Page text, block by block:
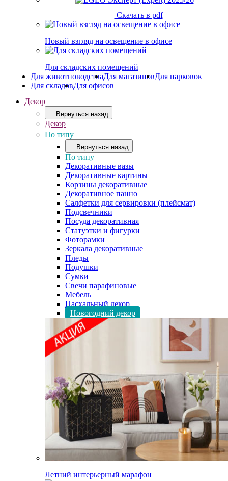
Скачать в pdf
Новый взгляд на освещение в офисе
Для складских помещений
Для животноводстваДля магазиновДля парковок
Для складовДля офисов
Декор
Вернуться назад
Декор
По типу
Вернуться назад
По типу
Декоративные вазы
Декоративные картины
Корзины декоративные
Декоративное панно
Салфетки для сервировки (плейсмат)
Подсвечники
Посуда декоративная
Статуэтки и фигурки
Фоторамки
Зеркала декоративные
Пледы
Подушки
Сумки
Свечи парафиновые
Мебель
Пасхальный декор
Новогодний декор
Летний интерьерный марафон